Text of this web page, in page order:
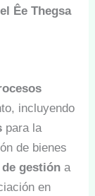
Êe Thegsa
incluyendo
para la
de bienes
gestión a
en